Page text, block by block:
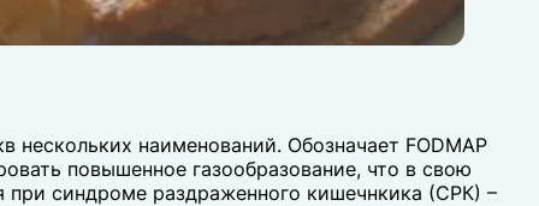
нескольких наименований. Обозначает FODMAP
повышенное газообразование, что в свою
синдроме раздраженного кишечнкика (СРК) –